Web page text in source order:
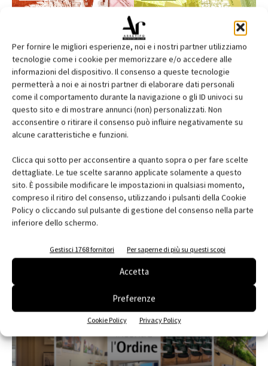
Per fornire le migliori esperienze, noi e i nostri partner utilizziamo
tecnologie come i cookie per memorizzare e/o accedere alle
informazioni del dispositivo. Il consenso a queste tecnologie
permetterà a noi e ai nostri partner di elaborare dati personali
come il comportamento durante la navigazione o gli ID univoci su
questo sito e di mostrare annunci (non) personalizzati. Non
acconsentire o ritirare il consenso può influire negativamente su
alcune caratteristiche e funzioni.
Clicca qui sotto per acconsentire a quanto sopra o per fare scelte
dettagliate. Le tue scelte saranno applicate solamente a questo
sito. È possibile modificare le impostazioni in qualsiasi momento,
compreso il ritiro del consenso, utilizzando i pulsanti della Cookie
Policy o cliccando sul pulsante di gestione del consenso nella parte
inferiore dello schermo.
Gestisci 1768 fornitori Per saperne di più su questi scopi
Accetta
Preferenze
Cookie Policy Privacy Policy
Abbonati e regala
Iscriviti alla newsletter